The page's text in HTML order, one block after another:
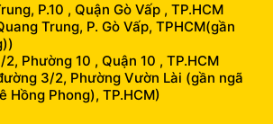
P.10 , Quận Gò Vấp , TP.HCM
Trung, P. Gò Vấp, TPHCM(gần
Phường 10 , Quận 10 , TP.HCM
3/2, Phường Vườn Lài (gần ngã
Hồng Phong), TP.HCM)